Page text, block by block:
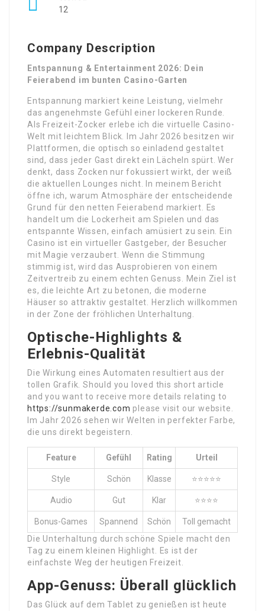
12
Company Description
Entspannung & Entertainment 2026: Dein
Feierabend im bunten Casino-Garten
Entspannung markiert keine Leistung, vielmehr
das angenehmste Gefühl einer lockeren Runde.
Als Freizeit-Zocker erlebe ich die virtuelle Casino-
Welt mit leichtem Blick. Im Jahr 2026 besitzen wir
Plattformen, die optisch so einladend gestaltet
sind, dass jeder Gast direkt ein Lächeln spürt. Wer
denkt, dass Zocken nur fokussiert wirkt, der weiß
die aktuellen Lounges nicht. In meinem Bericht
öffne ich, warum Atmosphäre der entscheidende
Grund für den netten Feierabend markiert. Es
handelt um die Lockerheit am Spielen und das
entspannte Wissen, einfach amüsiert zu sein. Ein
Casino ist ein virtueller Gastgeber, der Besucher
mit Magie verzaubert. Wenn die Stimmung
stimmig ist, wird das Ausprobieren von einem
Zeitvertreib zu einem echten Genuss. Mein Ziel ist
es, die leichte Art zu betonen, die moderne
Häuser so attraktiv gestaltet. Herzlich willkommen
in der Zone der fröhlichen Unterhaltung.
Optische-Highlights &
Erlebnis-Qualität
Die Wirkung eines Automaten resultiert aus der
tollen Grafik. Should you loved this short article
and you want to receive more details relating to
https://sunmakerde.com please visit our website.
Im Jahr 2026 sehen wir Welten in perfekter Farbe,
die uns direkt begeistern.
Feature Gefühl Rating Urteil
Style Schön Klasse ⭐⭐⭐⭐⭐
Audio Gut Klar ⭐⭐⭐⭐
Bonus-Games Spannend Schön
Toll gemacht
Die Unterhaltung durch schöne Spiele macht den
Tag zu einem kleinen Highlight. Es ist der
einfachste Weg der heutigen Freizeit.
App-Genuss: Überall glücklich
Das Glück auf dem Tablet zu genießen ist heute